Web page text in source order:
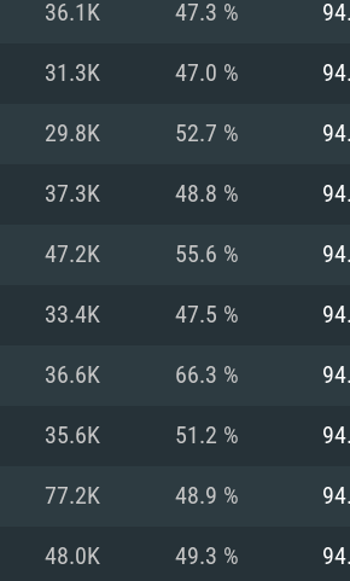
템 요구
MAC
권장 사
운영체제:
프로세서:
메모리: 16
은 지
권장 사
운영체제:
프로세서:
권장 사
운영체제:
프로세서:
메모리: 16
36.1K 47.3 %
31.3K 47.0 %
29.8K 52.7 %
37.3K 48.8 %
47.2K 55.6 %
33.4K 47.5 %
36.6K 66.3 %
35.6K 51.2 %
77.2K 48.9 %
48.0K 49.3 %